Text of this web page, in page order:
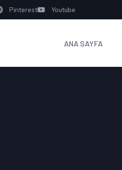
Pinterest Youtube
ANA SAYFA